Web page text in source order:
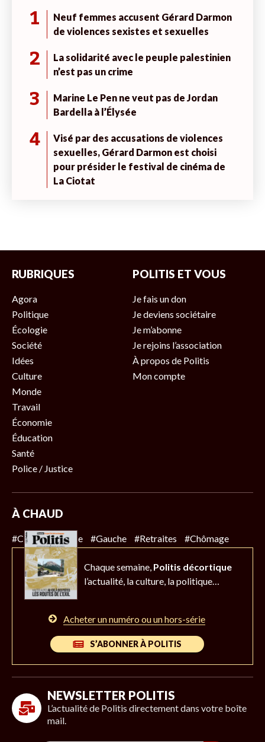
1
Neuf femmes accusent Gérard Darmon
de violences sexistes et sexuelles
2
La solidarité avec le peuple palestinien
n’est pas un crime
3
Marine Le Pen ne veut pas de Jordan
Bardella à l’Élysée
4
Visé par des accusations de violences
sexuelles, Gérard Darmon est choisi
pour présider le festival de cinéma de
La Ciotat
RUBRIQUES
Agora
Politique
Écologie
Société
Idées
Culture
Monde
Travail
Économie
Éducation
Santé
Police / Justice
POLITIS ET VOUS
Je fais un don
Je deviens sociétaire
Je m’abonne
Je rejoins l’association
À propos de Politis
Mon compte
À CHAUD
#Climat #Police #Gauche #Retraites #Chômage
Chaque semaine, Politis décortique
l’actualité, la culture, la politique…
Acheter un numéro ou un hors-série
S’ABONNER À POLITIS
NEWSLETTER POLITIS
L’actualité de Politis directement dans votre boîte
mail.